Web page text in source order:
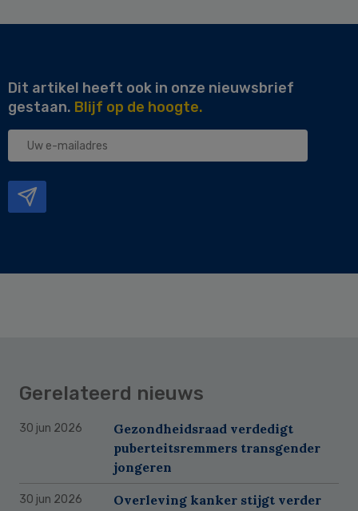
Dit artikel heeft ook in onze nieuwsbrief
gestaan. Blijf op de hoogte.
Uw
Gerelateerd nieuws
30 jun 2026
Gezondheidsraad verdedigt
puberteitsremmers transgender
jongeren
30 jun 2026 Overleving kanker stijgt verder